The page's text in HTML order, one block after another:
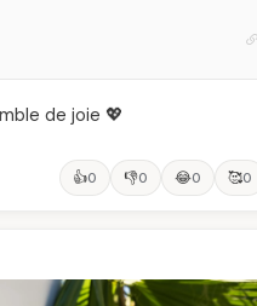
de joie 💖
👍0 👎0 😂0 🥰0